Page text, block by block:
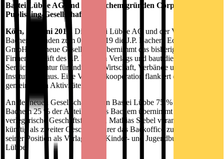
Bastei Lübbe AG und J.P. Bachem gründen Corporate-
Publishing-Gesellschaft
Köln, 11. Juni 2019. Die Bastei Lübbe AG und der Verleger Claus
Bachem gründen zum 01.06.2019 die J.P. Bachem Editionen
GmbH. Die neue Gesellschaft übernimmt das bisherige
Firmengeschäft des J.P. Bachem Verlags und baut dieses als Full-
Service-Agentur für Industrie, Wirtschaft, Verbände und
Institutionen aus. Eine Vertriebskooperation flankiert die
gemeinsamen Aktivitäten.
An der neuen Gesellschaft halten Bastei Lübbe 75 % und J.P.
Bachem 25 % der Anteile. Claus Bachem übernimmt die
verlegerische Geschäftsführung, Mathias Siebel verantwortet
künftig als zweiter Geschäftsführer das Backoffice zusätzlich zu
seiner Position als Verlagsleiter Kinder- und Jugendbuch bei Bastei
Lübbe.